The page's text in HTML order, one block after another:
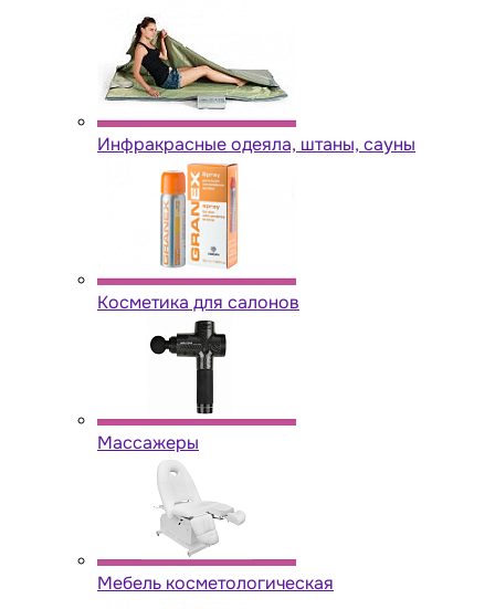
Инфракрасные одеяла, штаны, сауны
Косметика для салонов
Массажеры
Мебель косметологическая